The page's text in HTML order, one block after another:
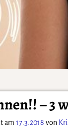
– 3
am 17.3.2018 von